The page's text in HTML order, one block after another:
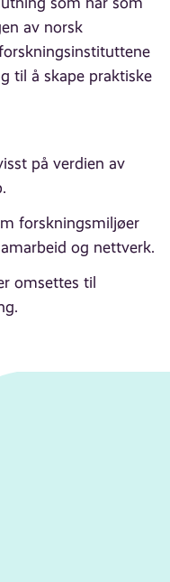
av norsk
til å skape praktiske
på verdien av
forskningsmiljøer
og nettverk.
omsettes til